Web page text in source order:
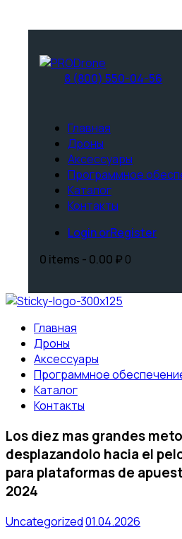
8 (800) 550-04-56
Главная
Дроны
Аксессуары
Программное
Каталог
Контакты
Login orRegister
0 items - 0.00 ₽ 0
Главная
Дроны
Аксессуары
Программное
Каталог
Контакты
Los diez mas grandes
desplazandolo hacia el
para plataformas de
2024
Uncategorized01.04.2026